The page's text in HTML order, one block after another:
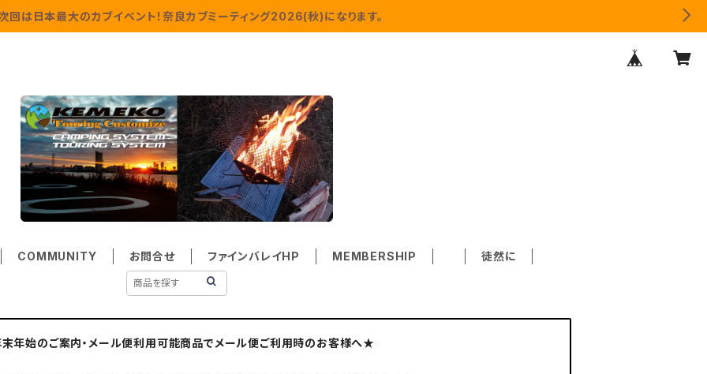
回は日本最大のカブイベント！奈良カブミーティング2026(秋)になります。
COMMUNITY お問合せ ファインバレイHP MEMBERSHIP 徒然に
年始のご案内・メール便利用可能商品でメール便ご利用時のお客様へ★